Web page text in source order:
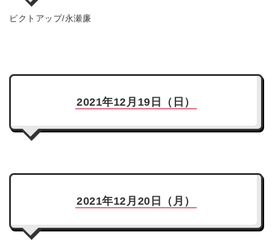
ピクトアップ/永瀬廉
2021年12月19日（日）
2021年12月20日（月）